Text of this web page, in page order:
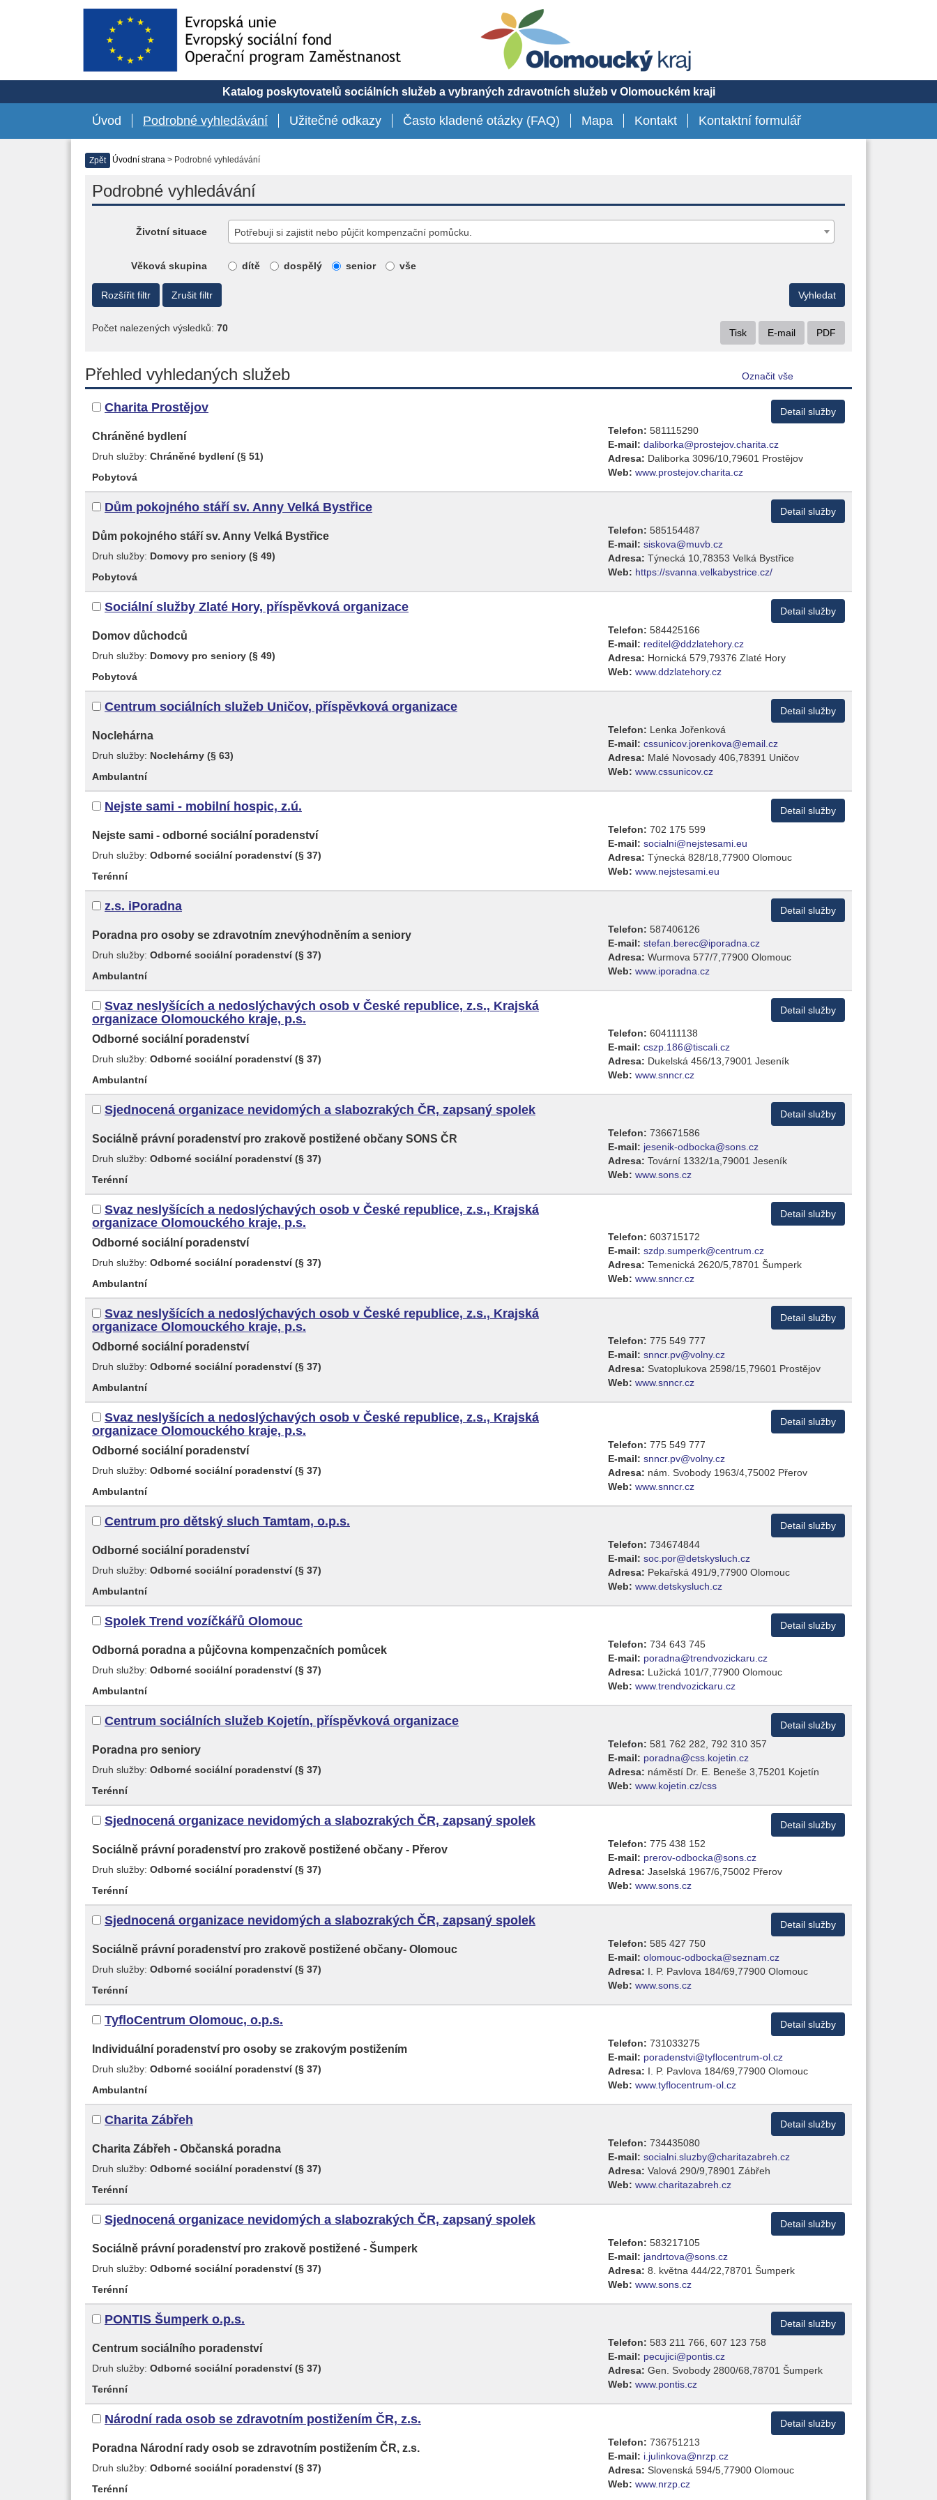
Katalog poskytovatelů sociálních služeb a vybraných zdravotních služeb v Olomouckém kraji
Úvod Podrobné vyhledávání Užitečné odkazy Často kladené otázky (FAQ) Mapa Kontakt Kontaktní formulář
Zpět Úvodní strana > Podrobné vyhledávání
Podrobné vyhledávání
Životní situace Potřebuji si zajistit nebo půjčit kompenzační pomůcku.
Věková skupina dítě dospělý senior vše
Rozšířit filtr Zrušit filtr
Počet nalezených výsledků: 70 Tisk E-mail PDF
Přehled vyhledaných služeb Označit vše
Charita Prostějov Detail služby
Chráněné bydlení
Druh služby: Chráněné bydlení (§ 51)
Pobytová
Telefon: 581115290
E-mail: daliborka@prostejov.charita.cz
Adresa: Daliborka 3096/10,79601 Prostějov
Web: www.prostejov.charita.cz
Dům pokojného stáří sv. Anny Velká Bystřice Detail služby
Dům pokojného stáří sv. Anny Velká Bystřice
Druh služby: Domovy pro seniory (§ 49)
Pobytová
Telefon: 585154487
E-mail: siskova@muvb.cz
Adresa: Týnecká 10,78353 Velká Bystřice
Web: https://svanna.velkabystrice.cz/
Sociální služby Zlaté Hory, příspěvková organizace Detail služby
Domov důchodců
Druh služby: Domovy pro seniory (§ 49)
Pobytová
Telefon: 584425166
E-mail: reditel@ddzlatehory.cz
Adresa: Hornická 579,79376 Zlaté Hory
Web: www.ddzlatehory.cz
Centrum sociálních služeb Uničov, příspěvková organizace Detail služby
Noclehárna
Druh služby: Noclehárny (§ 63)
Ambulantní
Telefon: Lenka Jořenková
E-mail: cssunicov.jorenkova@email.cz
Adresa: Malé Novosady 406,78391 Uničov
Web: www.cssunicov.cz
Nejste sami - mobilní hospic, z.ú. Detail služby
Nejste sami - odborné sociální poradenství
Druh služby: Odborné sociální poradenství (§ 37)
Terénní
Telefon: 702 175 599
E-mail: socialni@nejstesami.eu
Adresa: Týnecká 828/18,77900 Olomouc
Web: www.nejstesami.eu
z.s. iPoradna Detail služby
Poradna pro osoby se zdravotním znevýhodněním a seniory
Druh služby: Odborné sociální poradenství (§ 37)
Ambulantní
Telefon: 587406126
E-mail: stefan.berec@iporadna.cz
Adresa: Wurmova 577/7,77900 Olomouc
Web: www.iporadna.cz
Svaz neslyšících a nedoslýchavých osob v České republice, z.s., Krajská
organizace Olomouckého kraje, p.s.
Detail služby
Odborné sociální poradenství
Druh služby: Odborné sociální poradenství (§ 37)
Ambulantní
Telefon: 604111138
E-mail: cszp.186@tiscali.cz
Adresa: Dukelská 456/13,79001 Jeseník
Web: www.snncr.cz
Sjednocená organizace nevidomých a slabozrakých ČR, zapsaný spolek Detail služby
Sociálně právní poradenství pro zrakově postižené občany SONS ČR
Druh služby: Odborné sociální poradenství (§ 37)
Terénní
Telefon: 736671586
E-mail: jesenik-odbocka@sons.cz
Adresa: Tovární 1332/1a,79001 Jeseník
Web: www.sons.cz
Svaz neslyšících a nedoslýchavých osob v České republice, z.s., Krajská
organizace Olomouckého kraje, p.s.
Detail služby
Odborné sociální poradenství
Druh služby: Odborné sociální poradenství (§ 37)
Ambulantní
Telefon: 603715172
E-mail: szdp.sumperk@centrum.cz
Adresa: Temenická 2620/5,78701 Šumperk
Web: www.snncr.cz
Svaz neslyšících a nedoslýchavých osob v České republice, z.s., Krajská
organizace Olomouckého kraje, p.s.
Detail služby
Odborné sociální poradenství
Druh služby: Odborné sociální poradenství (§ 37)
Ambulantní
Telefon: 775 549 777
E-mail: snncr.pv@volny.cz
Adresa: Svatoplukova 2598/15,79601 Prostějov
Web: www.snncr.cz
Svaz neslyšících a nedoslýchavých osob v České republice, z.s., Krajská
organizace Olomouckého kraje, p.s.
Detail služby
Odborné sociální poradenství
Druh služby: Odborné sociální poradenství (§ 37)
Ambulantní
Telefon: 775 549 777
E-mail: snncr.pv@volny.cz
Adresa: nám. Svobody 1963/4,75002 Přerov
Web: www.snncr.cz
Centrum pro dětský sluch Tamtam, o.p.s. Detail služby
Odborné sociální poradenství
Druh služby: Odborné sociální poradenství (§ 37)
Ambulantní
Telefon: 734674844
E-mail: soc.por@detskysluch.cz
Adresa: Pekařská 491/9,77900 Olomouc
Web: www.detskysluch.cz
Spolek Trend vozíčkářů Olomouc Detail služby
Odborná poradna a půjčovna kompenzačních pomůcek
Druh služby: Odborné sociální poradenství (§ 37)
Ambulantní
Telefon: 734 643 745
E-mail: poradna@trendvozickaru.cz
Adresa: Lužická 101/7,77900 Olomouc
Web: www.trendvozickaru.cz
Centrum sociálních služeb Kojetín, příspěvková organizace Detail služby
Poradna pro seniory
Druh služby: Odborné sociální poradenství (§ 37)
Terénní
Telefon: 581 762 282, 792 310 357
E-mail: poradna@css.kojetin.cz
Adresa: náměstí Dr. E. Beneše 3,75201 Kojetín
Web: www.kojetin.cz/css
Sjednocená organizace nevidomých a slabozrakých ČR, zapsaný spolek Detail služby
Sociálně právní poradenství pro zrakově postižené občany - Přerov
Druh služby: Odborné sociální poradenství (§ 37)
Terénní
Telefon: 775 438 152
E-mail: prerov-odbocka@sons.cz
Adresa: Jaselská 1967/6,75002 Přerov
Web: www.sons.cz
Sjednocená organizace nevidomých a slabozrakých ČR, zapsaný spolek Detail služby
Sociálně právní poradenství pro zrakově postižené občany- Olomouc
Druh služby: Odborné sociální poradenství (§ 37)
Terénní
Telefon: 585 427 750
E-mail: olomouc-odbocka@seznam.cz
Adresa: I. P. Pavlova 184/69,77900 Olomouc
Web: www.sons.cz
TyfloCentrum Olomouc, o.p.s. Detail služby
Individuální poradenství pro osoby se zrakovým postižením
Druh služby: Odborné sociální poradenství (§ 37)
Ambulantní
Telefon: 731033275
E-mail: poradenstvi@tyflocentrum-ol.cz
Adresa: I. P. Pavlova 184/69,77900 Olomouc
Web: www.tyflocentrum-ol.cz
Charita Zábřeh Detail služby
Charita Zábřeh - Občanská poradna
Druh služby: Odborné sociální poradenství (§ 37)
Terénní
Telefon: 734435080
E-mail: socialni.sluzby@charitazabreh.cz
Adresa: Valová 290/9,78901 Zábřeh
Web: www.charitazabreh.cz
Sjednocená organizace nevidomých a slabozrakých ČR, zapsaný spolek Detail služby
Sociálně právní poradenství pro zrakově postižené - Šumperk
Druh služby: Odborné sociální poradenství (§ 37)
Terénní
Telefon: 583217105
E-mail: jandrtova@sons.cz
Adresa: 8. května 444/22,78701 Šumperk
Web: www.sons.cz
PONTIS Šumperk o.p.s. Detail služby
Centrum sociálního poradenství
Druh služby: Odborné sociální poradenství (§ 37)
Terénní
Telefon: 583 211 766, 607 123 758
E-mail: pecujici@pontis.cz
Adresa: Gen. Svobody 2800/68,78701 Šumperk
Web: www.pontis.cz
Národní rada osob se zdravotním postižením ČR, z.s. Detail služby
Poradna Národní rady osob se zdravotním postižením ČR, z.s.
Druh služby: Odborné sociální poradenství (§ 37)
Terénní
Telefon: 736751213
E-mail: i.julinkova@nrzp.cz
Adresa: Slovenská 594/5,77900 Olomouc
Web: www.nrzp.cz